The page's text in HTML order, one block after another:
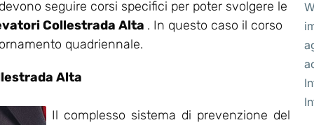
seguire corsi specifici per poter svolgere le
Collestrada Alta . In questo caso il corso
quadriennale.
Alta
Il complesso sistema di prevenzione del